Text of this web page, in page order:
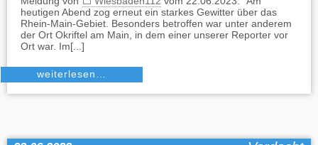
heutigen Abend zog erneut ein starkes Gewitter über das
Rhein-Main-Gebiet. Besonders betroffen war unter anderem
der Ort Okriftel am Main, in dem einer unserer Reporter vor
Ort war. Im[...]
weiterlesen…